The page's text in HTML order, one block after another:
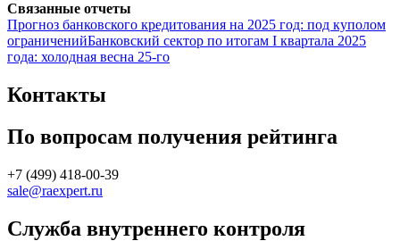
Связанные отчеты
Прогноз банковского кредитования на 2025 год: под куполом
ограниченийБанковский сектор по итогам I квартала 2025
года: холодная весна 25-го
Контакты
По вопросам получения рейтинга
+7 (499) 418-00-39
sale@raexpert.ru
Служба внутреннего контроля